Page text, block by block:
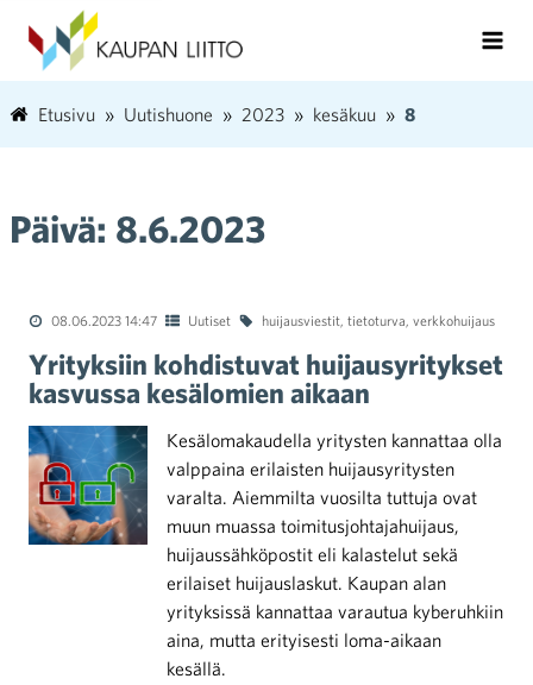
Etusivu Uutishuone 2023 kesäkuu 8
Päivä: 8.6.2023
08.06.2023 14:47 Uutiset huijausviestit, tietoturva, verkkohuijaus
Yrityksiin kohdistuvat huijausyritykset
kasvussa kesälomien aikaan
Kesälomakaudella yritysten kannattaa olla
valppaina erilaisten huijausyritysten
varalta. Aiemmilta vuosilta tuttuja ovat
muun muassa toimitusjohtajahuijaus,
huijaussähköpostit eli kalastelut sekä
erilaiset huijauslaskut. Kaupan alan
yrityksissä kannattaa varautua kyberuhkiin
aina, mutta erityisesti loma-aikaan
kesällä.